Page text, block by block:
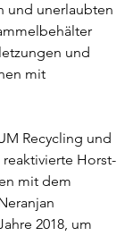
und unerlaubten
und
mit
Recycling und
Horst-
mit dem
2018, um